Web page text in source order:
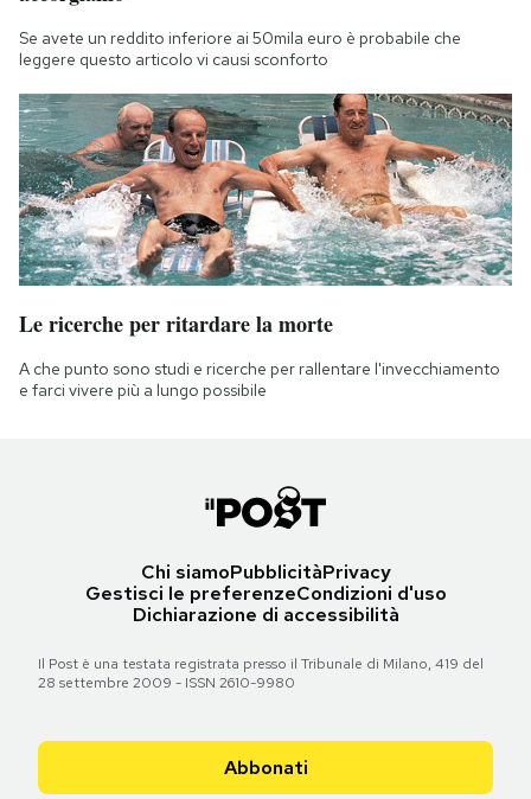
Se avete un reddito inferiore ai 50mila euro è probabile che
leggere questo articolo vi causi sconforto
Le ricerche per ritardare la morte
A che punto sono studi e ricerche per rallentare l'invecchiamento
e farci vivere più a lungo possibile
Chi siamoPubblicitàPrivacy
Gestisci le preferenzeCondizioni d'uso
Dichiarazione di accessibilità
Il Post è una testata registrata presso il Tribunale di Milano, 419 del
28 settembre 2009 - ISSN 2610-9980
Abbonati